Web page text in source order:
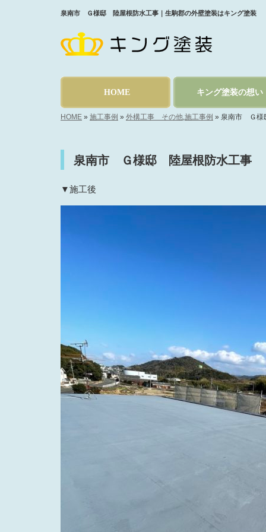
泉南市 Ｇ様邸 陸屋根防水工事｜生駒郡の外壁塗装はキング塗装
HOME キング塗装の想い
HOME » 施工事例 » 外構工事 その他,施工事例 » 泉南市 Ｇ様
泉南市 Ｇ様邸 陸屋根防水工事
▼施工後